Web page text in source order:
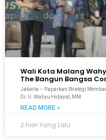
Wali Kota Malang
The Bangun Bangsa
Jakarta – Paparkan Strategi
Dr. Ir. Wahyu Hidayat, MM
READ MORE »
2 hari Yang Lalu